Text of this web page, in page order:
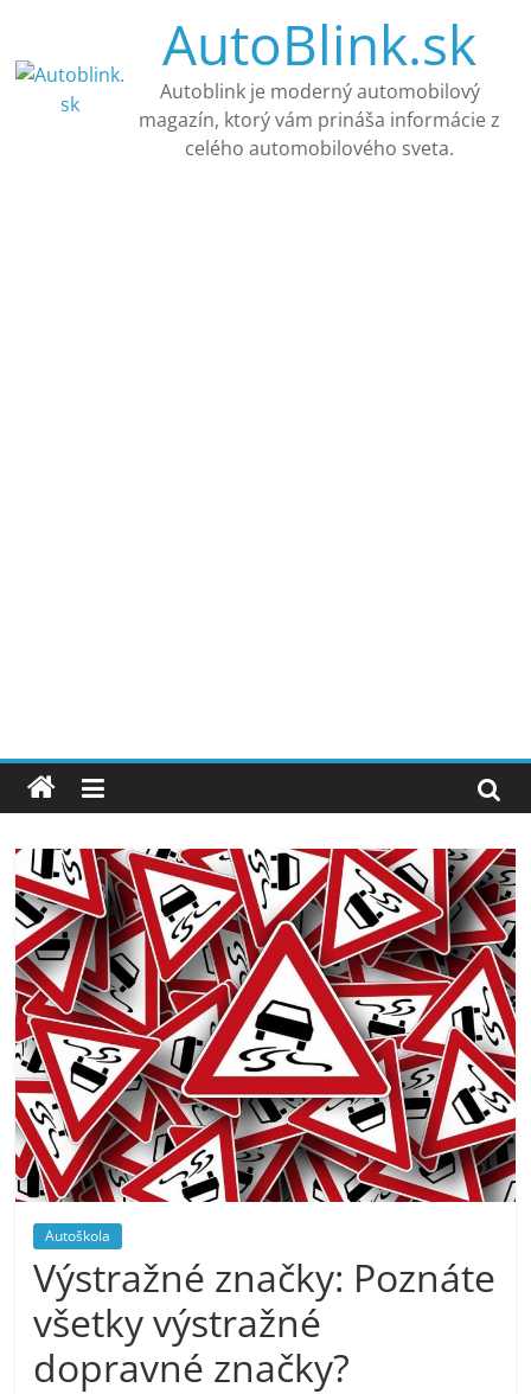
content
AutoBlink.sk
Autoblink je moderný automobilový
magazín, ktorý vám prináša informácie z
celého automobilového sveta.
Autoškola
Výstražné značky: Poznáte
všetky výstražné
dopravné značky?